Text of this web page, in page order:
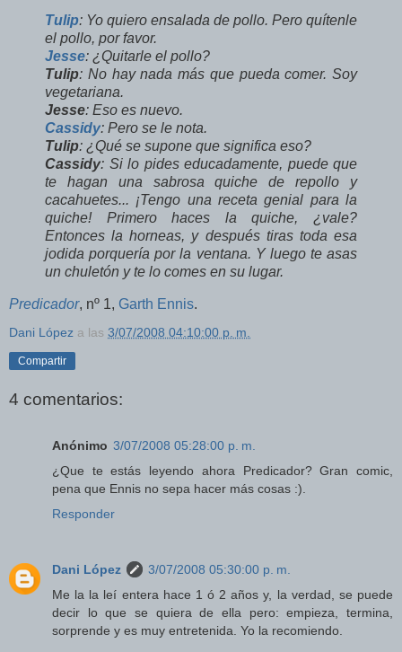
Tulip: Yo quiero ensalada de pollo. Pero quítenle
el pollo, por favor.
Jesse: ¿Quitarle el pollo?
Tulip: No hay nada más que pueda comer. Soy
vegetariana.
Jesse: Eso es nuevo.
Cassidy: Pero se le nota.
Tulip: ¿Qué se supone que significa eso?
Cassidy: Si lo pides educadamente, puede que
te hagan una sabrosa quiche de repollo y
cacahuetes... ¡Tengo una receta genial para la
quiche! Primero haces la quiche, ¿vale?
Entonces la horneas, y después tiras toda esa
jodida porquería por la ventana. Y luego te asas
un chuletón y te lo comes en su lugar.
Predicador, nº 1, Garth Ennis.
Dani López a las 3/07/2008 04:10:00 p. m.
Compartir
4 comentarios:
Anónimo 3/07/2008 05:28:00 p. m.
¿Que te estás leyendo ahora Predicador? Gran comic,
pena que Ennis no sepa hacer más cosas :).
Responder
Dani López
3/07/2008 05:30:00 p. m.
Me la la leí entera hace 1 ó 2 años y, la verdad, se puede
decir lo que se quiera de ella pero: empieza, termina,
sorprende y es muy entretenida. Yo la recomiendo.